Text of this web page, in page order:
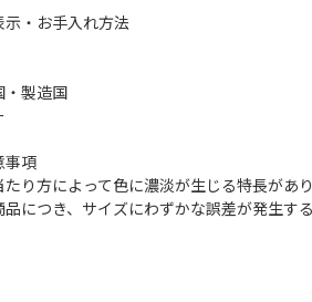
・お手入れ方法
製造国
項
り方によって色に濃淡が生じる特長があり
につき、サイズにわずかな誤差が発生する